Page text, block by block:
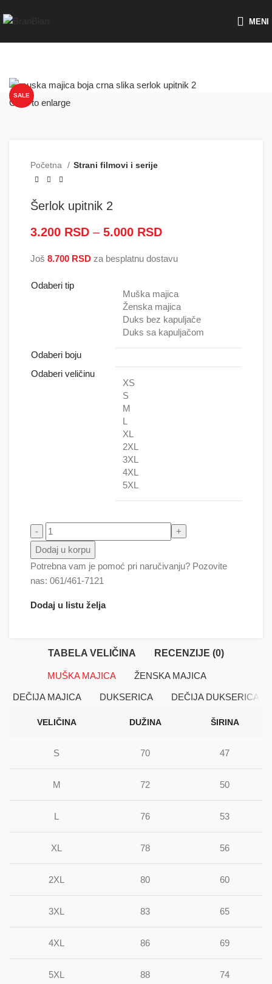
MENI
SALE
Click to enlarge
Početna Strani filmovi i serije
Šerlok upitnik 2
3.200 RSD – 5.000 RSD
5.000 RSD
Još 8.700 RSD za besplatnu dostavu
Odaberi tip
Muška majica
Ženska majica
Duks bez kapuljače
Duks sa kapuljačom
Odaberi boju
Odaberi veličinu
XS
S
M
L
XL
2XL
3XL
4XL
5XL
Šerlok upitnik 2 količina
Dodaj u korpu
Potrebna vam je pomoć pri naručivanju? Pozovite
nas: 061/461-7121
Dodaj u listu želja
TABELA VELIČINA RECENZIJE (0)
MUŠKA MAJICA ŽENSKA MAJICA
DEČIJA MAJICA DUKSERICA DEČIJA DUKSERICA
VELIČINA DUŽINA ŠIRINA
S 70 47
M 72 50
L 76 53
XL 78 56
2XL 80 60
3XL 83 65
4XL 86 69
5XL 88 74
Besplatna dostava za porudžbine preko